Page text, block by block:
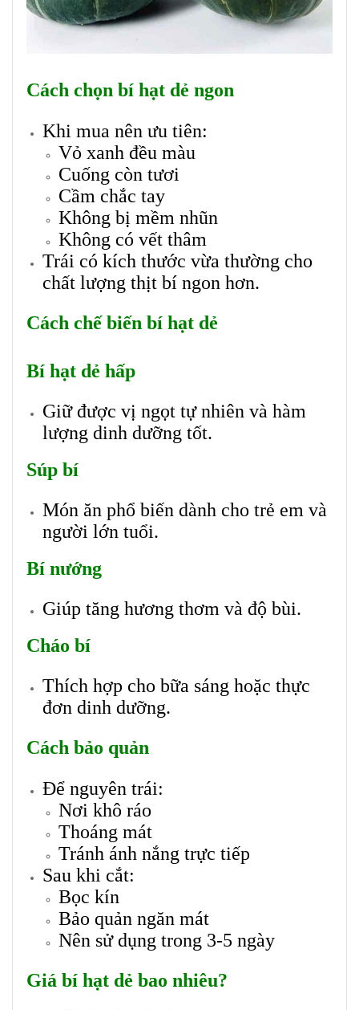
Cách chọn bí hạt dẻ ngon
Khi mua nên ưu tiên:
Vỏ xanh đều màu
Cuống còn tươi
Cầm chắc tay
Không bị mềm nhũn
Không có vết thâm
Trái có kích thước vừa thường cho
chất lượng thịt bí ngon hơn.
Cách chế biến bí hạt dẻ
Bí hạt dẻ hấp
Giữ được vị ngọt tự nhiên và hàm
lượng dinh dưỡng tốt.
Súp bí
Món ăn phổ biến dành cho trẻ em và
người lớn tuổi.
Bí nướng
Giúp tăng hương thơm và độ bùi.
Cháo bí
Thích hợp cho bữa sáng hoặc thực
đơn dinh dưỡng.
Cách bảo quản
Để nguyên trái:
Nơi khô ráo
Thoáng mát
Tránh ánh nắng trực tiếp
Sau khi cắt:
Bọc kín
Bảo quản ngăn mát
Nên sử dụng trong 3-5 ngày
Giá bí hạt dẻ bao nhiêu?